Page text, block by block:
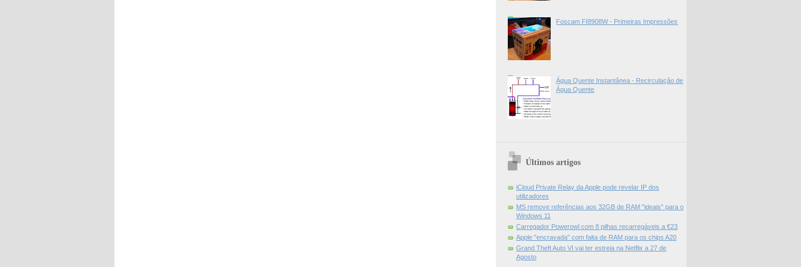
Foscam FI8908W - Primeiras Impressões
Água Quente Instantânea - Recirculação de
Água Quente
Últimos artigos
iCloud Private Relay da Apple pode revelar IP dos
utilizadores
MS remove referências aos 32GB de RAM "ideais" para o
Windows 11
Carregador Powerowl com 8 pilhas recarregáveis a €23
Apple "encravada" com falta de RAM para os chips A20
Grand Theft Auto VI vai ter estreia na Netflix a 27 de
Agosto